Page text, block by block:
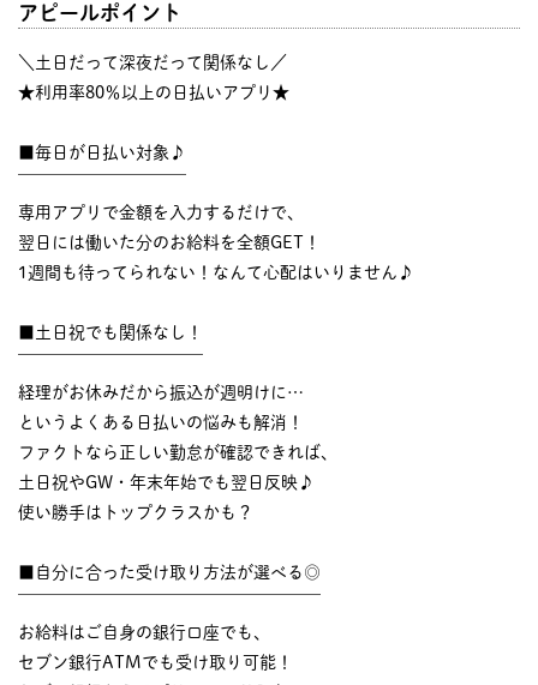
アピールポイント
＼土日だって深夜だって関係なし／
★利用率80％以上の日払いアプリ★
■毎日が日払い対象♪
専用アプリで金額を入力するだけで、
翌日には働いた分のお給料を全額GET！
1週間も待ってられない！なんて心配はいりません♪
■土日祝でも関係なし！
経理がお休みだから振込が週明けに…
というよくある日払いの悩みも解消！
ファクトなら正しい勤怠が確認できれば、
土日祝やGW・年末年始でも翌日反映♪
使い勝手はトップクラスかも？
■自分に合った受け取り方法が選べる◎
お給料はご自身の銀行口座でも、
セブン銀行ATMでも受け取り可能！